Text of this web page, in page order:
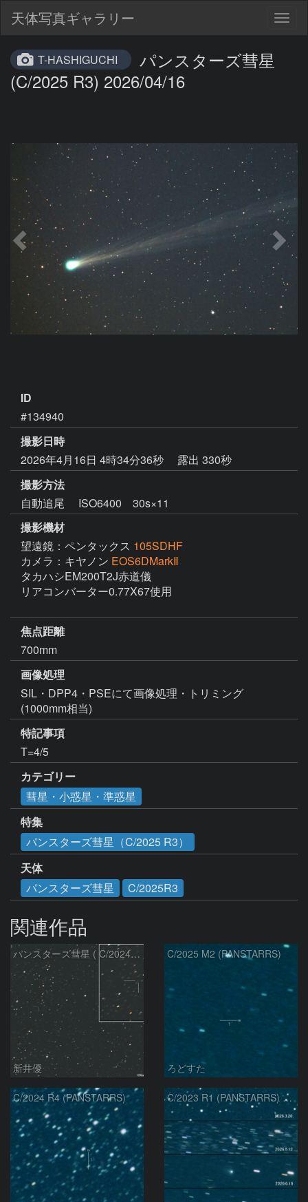
天体写真ギャラリー
T-HASHIGUCHI
パンスターズ彗星
(C/2025 R3) 2026/04/16
ID
#134940
撮影日時
2026年4月16日 4時34分36秒
露出 330秒
撮影方法
自動追尾 ISO6400 30s×11
撮影機材
望遠鏡：ペンタックス 105SDHF
カメラ：キヤノン EOS6DMarkⅡ
タカハシEM200T2J赤道儀
リアコンバーター0.77X67使用
焦点距離
700mm
画像処理
SIL・DPP4・PSEにて画像処理・トリミング
(1000mm相当)
特記事項
カテゴリー
彗星・小惑星・準惑星
特集
パンスターズ彗星（C/2025 R3）
天体
パンスターズ彗星
C/2025R3
関連作品
パンスターズ彗星 ( C/2024R4 )：2026/07/27
新井優
C/2025 M2 (PANSTARRS)
ろどすた
C/2024 R4 (PANSTARRS) C/2023 R1 (PANSTARRS) の変化